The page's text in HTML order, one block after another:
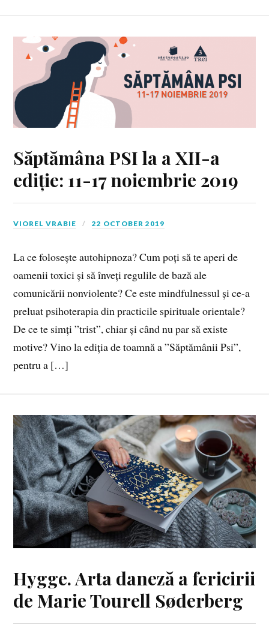
Săptămâna PSI la a XII-a
ediție: 11-17 noiembrie 2019
VIOREL VRABIE 22 OCTOBER 2019
La ce folosește autohipnoza? Cum poți să te aperi de
oamenii toxici și să înveți regulile de bază ale
comunicării nonviolente? Ce este mindfulnessul și ce-a
preluat psihoterapia din practicile spirituale orientale?
De ce te simți ”trist”, chiar și când nu par să existe
motive? Vino la ediția de toamnă a ”Săptămânii Psi”,
pentru a […]
Hygge. Arta daneză a fericirii
de Marie Tourell Søderberg